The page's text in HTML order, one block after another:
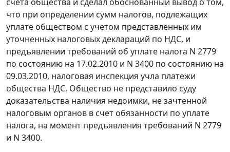
что при определении сумм налогов, подлежащих
уплате обществом с учетом представленных им
уточненных налоговых деклараций по НДС, и
предъявлении требований об уплате налога N 2779
по состоянию на 17.02.2010 и N 3400 по состоянию на
09.03.2010, налоговая инспекция учла платежи
общества НДС. Общество не представило суду
доказательства наличия недоимки, не зачтенной
налоговым органов в счет обязанности по уплате
налога, на момент предъявления требований N 2779
и N 3400.